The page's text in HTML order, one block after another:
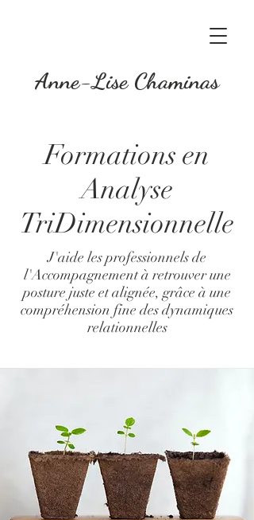
Anne-Lise Chaminas
Formations en
Analyse
TriDimensionnelle
J'aide les professionnels de
l'Accompagnement à retrouver une
posture juste et alignée, grâce à une
compréhension fine des dynamiques
relationnelles